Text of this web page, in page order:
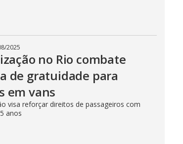
2025
no Rio combate
de gratuidade para
em vans
visa reforçar direitos de passageiros com
anos